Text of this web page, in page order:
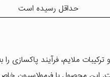
حداقل رسیده است
ترکیبات ملایم، فرآیند